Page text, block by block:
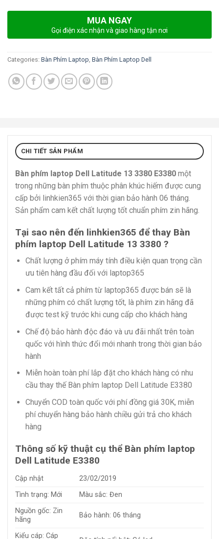
MUA NGAY
Gọi điện xác nhận và giao hàng tận nơi
Categories: Bàn Phím Laptop, Bàn Phím Laptop Dell
CHI TIẾT SẢN PHẨM
Bàn phím laptop Dell Latitude 13 3380 E3380 một
trong những bàn phím thuộc phân khúc hiếm được cung
cấp bởi linhkien365 với thời gian bảo hành 06 tháng.
Sản phẩm cam kết chất lượng tốt chuẩn phím zin hãng.
Tại sao nên đến linhkien365 để thay Bàn
phím laptop Dell Latitude 13 3380 ?
Chất lượng ở phím máy tính điều kiện quan trọng cần
ưu tiên hàng đầu đối với laptop365
Cam kết tất cả phím từ laptop365 được bán sẽ là
những phím có chất lượng tốt, là phím zin hãng đã
được test kỹ trước khi cung cấp cho khách hàng
Chế độ bảo hành độc đáo và ưu đãi nhất trên toàn
quốc với hình thức đổi mới nhanh trong thời gian bảo
hành
Miễn hoàn toàn phí lắp đặt cho khách hàng có nhu
cầu thay thế Bàn phím laptop Dell Latitude E3380
Chuyển COD toàn quốc với phí đồng giá 30K, miễn
phí chuyển hàng bảo hành chiều gửi trả cho khách
hàng
Thông số kỹ thuật cụ thể Bàn phím laptop
Dell Latitude E3380
Cập nhật
23/02/2019
Tình trạng: Mới
Màu sắc: Đen
Nguồn gốc: Zin
hãng
Bảo hành: 06 tháng
Kiểu cáp: Cáp